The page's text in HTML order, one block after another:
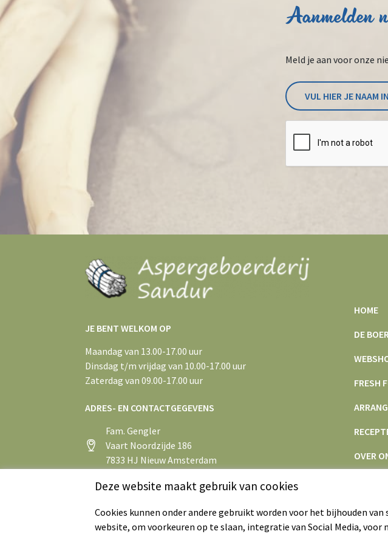
Aanmelden
Meld je aan voor onze
JE BENT WELKOM OP
Maandag van 13.00-17.00 uur
Dinsdag t/m vrijdag van 10.00-17.00 uur
Zaterdag van 09.00-17.00 uur
ADRES- EN CONTACTGEGEVENS
Fam. Gengler
Vaart Noordzijde 186
7833 HJ Nieuw Amsterdam
+31 (0)591 55 43 75
HOME
DE
FRESH
OVER
Deze website maakt gebruik van cookies
Cookies kunnen onder andere gebruikt worden voor het bijhouden
website, om voorkeuren op te slaan, integratie van Social Media, voor